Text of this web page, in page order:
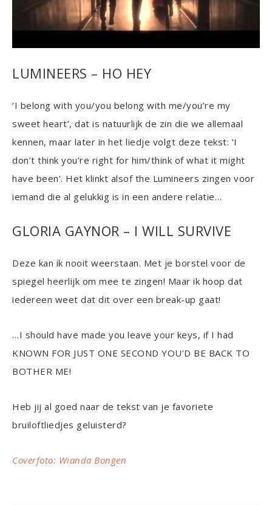
LUMINEERS – HO HEY
‘I belong with you/you belong with me/you’re my
sweet heart’, dat is natuurlijk de zin die we allemaal
kennen, maar later in het liedje volgt deze tekst: ‘I
don’t think you’re right for him/think of what it might
have been’. Het klinkt alsof the Lumineers zingen voor
iemand die al gelukkig is in een andere relatie…
GLORIA GAYNOR – I WILL SURVIVE
Deze kan ik nooit weerstaan. Met je borstel voor de
spiegel heerlijk om mee te zingen! Maar ik hoop dat
iedereen weet dat dit over een break-up gaat!
…I should have made you leave your keys, if I had
KNOWN FOR JUST ONE SECOND YOU’D BE BACK TO
BOTHER ME!
Heb jij al goed naar de tekst van je favoriete
bruiloftliedjes geluisterd?
Coverfoto: Wianda Bongen